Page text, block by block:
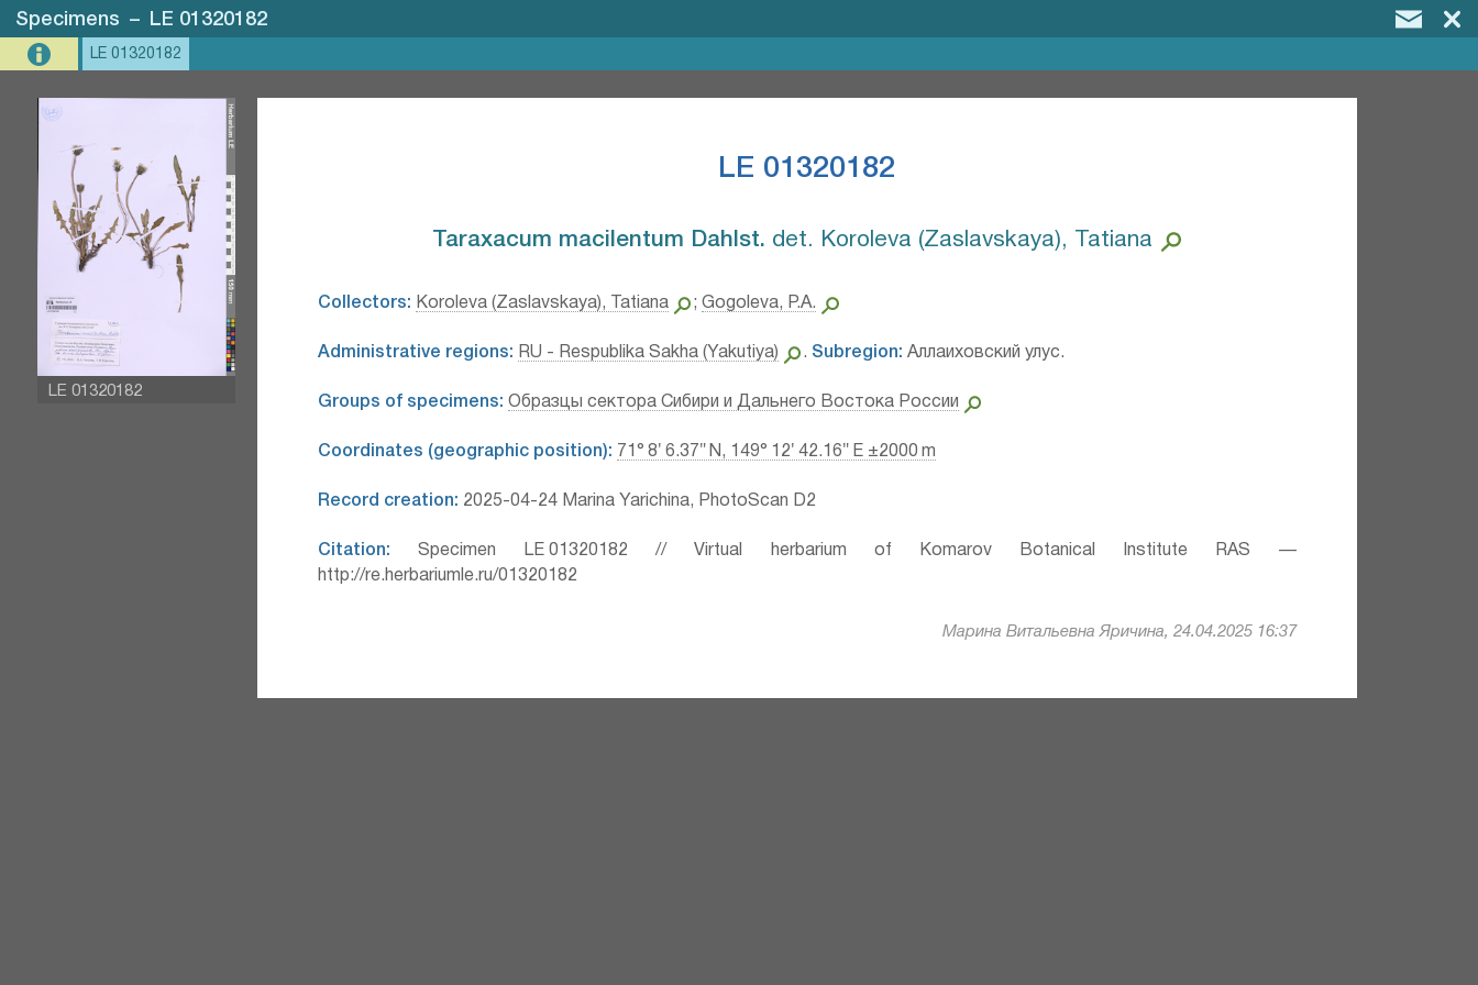
Specimens – LE 01320182
LE 01320182
LE 01320182
LE 01320182
Taraxacum macilentum Dahlst.⁣ det. Koroleva (Zaslavskaya), Tatiana
Collectors: Koroleva (Zaslavskaya), Tatiana ;Gogoleva, P.A.
Administrative regions: RU - Respublika Sakha (Yakutiya) . Subregion: Аллаиховский улус.
Groups of specimens: Образцы сектора Сибири и Дальнего Востока России
Coordinates (geographic position): 71° 8′ 6.37″ N, 149° 12′ 42.16″ E ±2000 m
Record creation: 2025-04-24 Marina Yarichina, PhotoScan D2
Citation: Specimen LE 01320182 // Virtual herbarium of Komarov Botanical Institute RAS —
http://re.herbariumle.ru/01320182
Марина Витальевна Яричина, 24.04.2025 16:37